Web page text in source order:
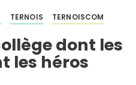
TERNOIS TERNOISCOM
dont les
les héros